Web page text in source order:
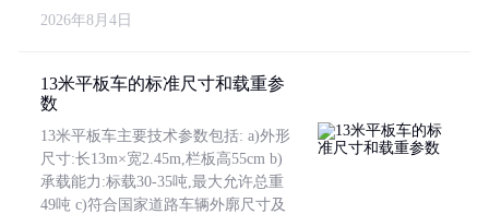
2026年8月4日
13米平板车的标准尺寸和载重参
数
13米平板车主要技术参数包括: a)外形
尺寸:长13m×宽2.45m,栏板高55cm b)
承载能力:标载30-35吨,最大允许总重
49吨 c)符合国家道路车辆外廓尺寸及